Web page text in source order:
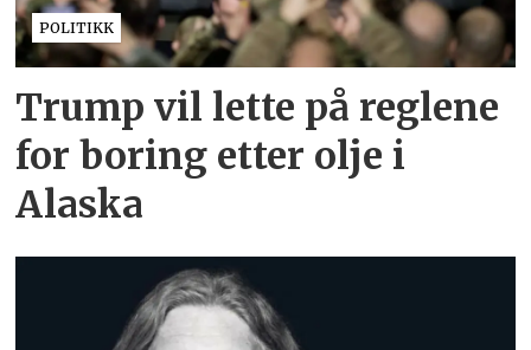
POLITIKK
Trump vil lette på reglene
for boring etter olje i
Alaska